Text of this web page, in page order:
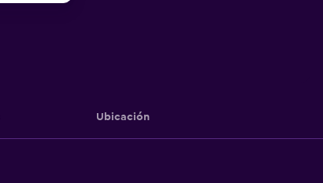
Ubicación